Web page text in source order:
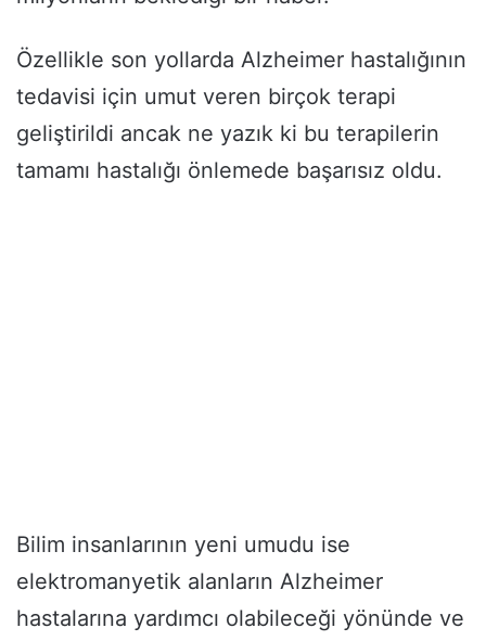
Özellikle son yollarda Alzheimer hastalığının
tedavisi için umut veren birçok terapi
geliştirildi ancak ne yazık ki bu terapilerin
tamamı hastalığı önlemede başarısız oldu.
Bilim insanlarının yeni umudu ise
elektromanyetik alanların Alzheimer
hastalarına yardımcı olabileceği yönünde ve